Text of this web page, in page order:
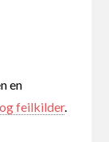
en
feilkilder.